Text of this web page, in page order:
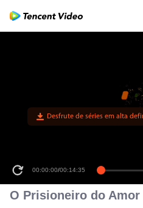
00:00:00/00:14:35
O Prisioneiro do Amor